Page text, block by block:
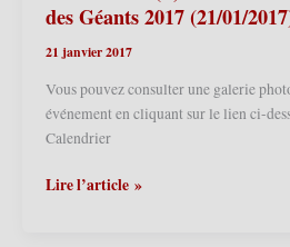
du
des
Géants
2018
(27/01/2018)
des Géants 2017 (21/01/
21 janvier 2017
Vous pouvez consulter une galerie
événement en cliquant sur le lien ci-
Calendrier
Steenvoorde
Lire l’article »